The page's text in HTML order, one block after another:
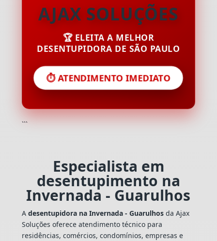
AJAX SOLUÇÕES
🏆 ELEITA A MELHOR
DESENTUPIDORA DE SÃO PAULO
⏱️ ATENDIMENTO IMEDIATO
```
Especialista em
desentupimento na
Invernada - Guarulhos
A desentupidora na Invernada - Guarulhosda Ajax
Soluções oferece atendimento técnico para
residências, comércios, condomínios, empresas e